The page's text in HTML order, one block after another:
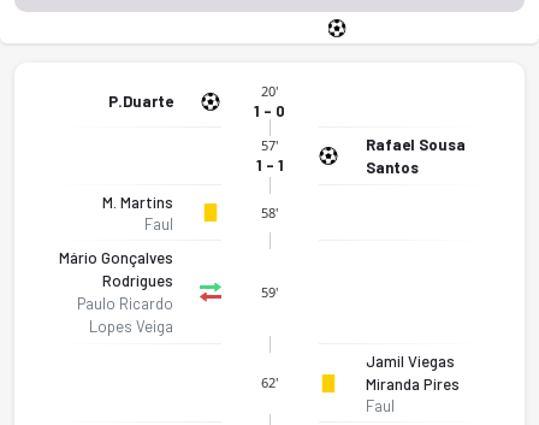
P.Duarte
20'
1 - 0
57'
1 - 1
Rafael Sousa
Santos
M. Martins
Faul
58'
Mário Gonçalves
Rodrigues
Paulo Ricardo
Lopes Veiga
59'
62'
Jamil Viegas
Miranda Pires
Faul